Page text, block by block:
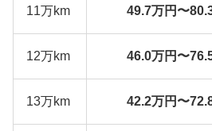
11万km 49.7万円〜
12万km 46.0万円〜
13万km 42.2万円〜